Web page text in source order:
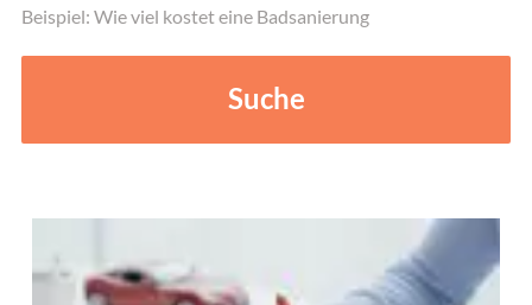
Beispiel: Wie viel kostet eine Badsanierung
Suche